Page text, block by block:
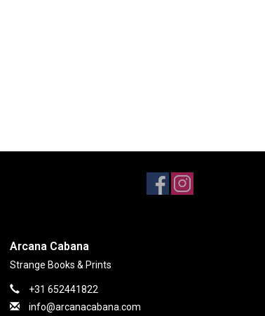
Arcana Cabana
Strange Books & Prints
+31 652441822
info@arcanacabana.com